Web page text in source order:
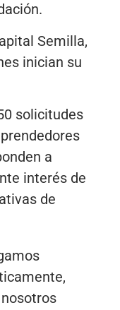
Semilla,
inician su
solicitudes
a
interés de
de